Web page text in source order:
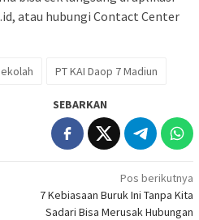
atau hubungi Contact Center
PT KAI Daop 7 Madiun
SEBARKAN
Pos berikutnya
7 Kebiasaan Buruk Ini Tanpa Kita
Sadari Bisa Merusak Hubungan